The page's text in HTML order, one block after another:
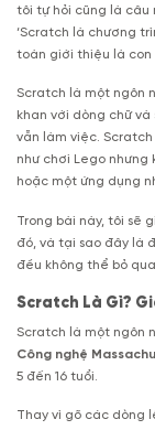
tôi tự hỏi cũng là câu
‘Scratch là chương
toàn giới thiệu là con
Scratch là một ngôn
khan với dòng chữ
vẫn làm việc.
như chơi Lego
hoặc một ứng dụng
Trong bài này, tôi sẽ
đó, và tại sao đây là
đều không thể bỏ
Scratch Là Gì?
Scratch là một ngôn
Công nghệ
5 đến 16 tuổi.
Thay vì gõ các dòng